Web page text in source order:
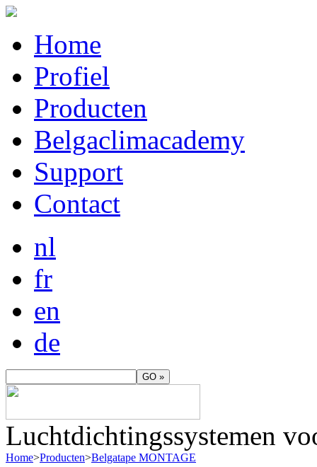
Home
Profiel
Producten
Belgaclimacademy
Support
Contact
nl
fr
en
de
Luchtdichtingssystemen
Home>Producten>Belgatape MONTAGE